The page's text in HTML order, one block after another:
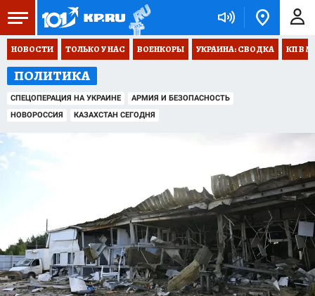
НОВОСТИ ТОЛЬКО У НАС ВОЕНКОРЫ УКРАИНА: СВОДКА КП В
ПОЛИТИКА
СПЕЦОПЕРАЦИЯ НА УКРАИНЕ
АРМИЯ И БЕЗОПАСНОСТЬ
НОВОРОССИЯ
КАЗАХСТАН СЕГОДНЯ